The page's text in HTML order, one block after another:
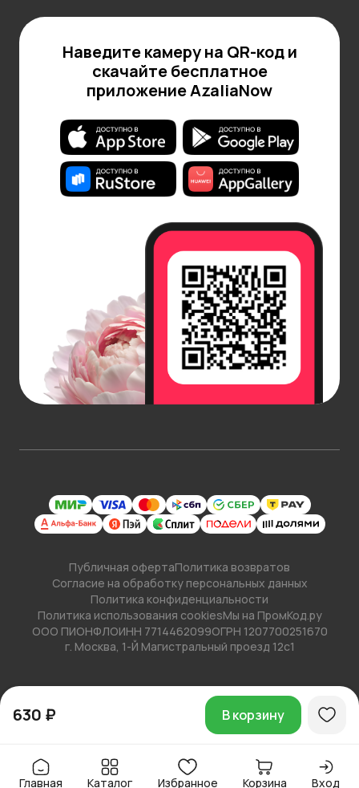
630 ₽ В корзину
Наведите камеру на QR-код и
скачайте бесплатное
приложение AzaliaNow
Публичная офертаПолитика возвратов
Согласие на обработку персональных данных
Политика конфиденциальности
Политика использования cookiesМы на ПромКод.ру
ООО ПИОНФЛОИНН 7714462099ОГРН 1207700251670
г. Москва, 1-Й Магистральный проезд 12с1
Главная Каталог Избранное Корзина Вход